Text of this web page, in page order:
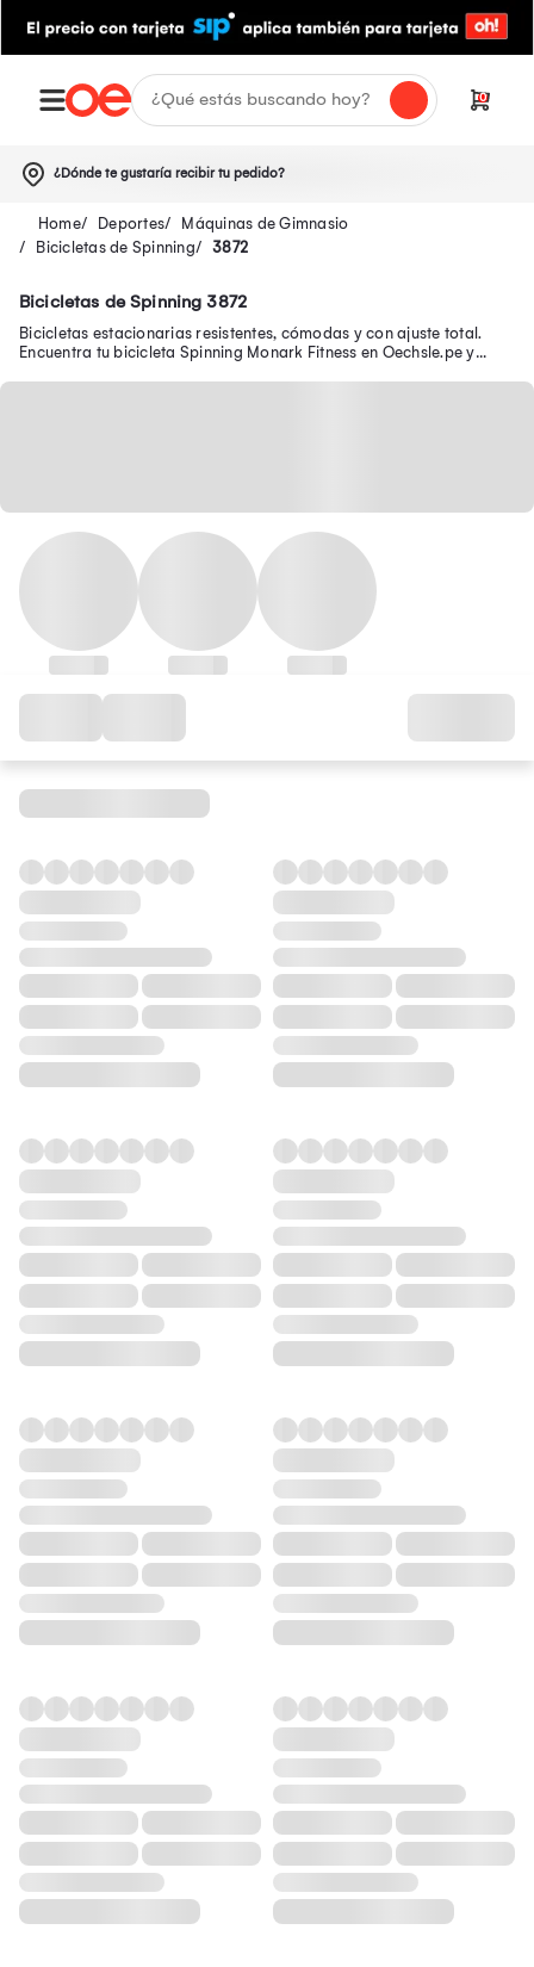
0
¿Dónde te gustaría recibir tu pedido?
Deportes
Máquinas de Gimnasio
Bicicletas de Spinning
3872
Bicicletas de Spinning 3872
Bicicletas estacionarias resistentes, cómodas y con ajuste total.
Encuentra tu bicicleta Spinning Monark Fitness en Oechsle.pe y